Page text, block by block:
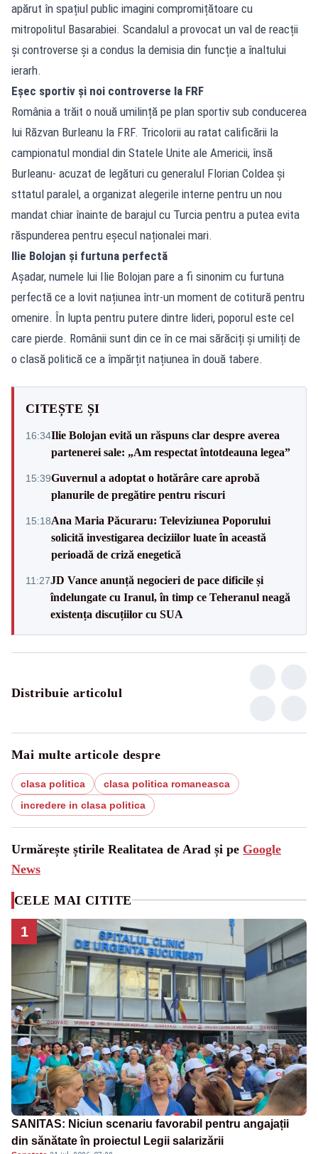
apărut în spațiul public imagini compromițătoare cu
mitropolitul Basarabiei. Scandalul a provocat un val de reacții
și controverse și a condus la demisia din funcție a înaltului
ierarh.
Eșec sportiv și noi controverse la FRF
România a trăit o nouă umilință pe plan sportiv sub conducerea
lui Răzvan Burleanu la FRF. Tricolorii au ratat calificării la
campionatul mondial din Statele Unite ale Americii, însă
Burleanu- acuzat de legături cu generalul Florian Coldea și
sttatul paralel, a organizat alegerile interne pentru un nou
mandat chiar înainte de barajul cu Turcia pentru a putea evita
răspunderea pentru eșecul naționalei mari.
Ilie Bolojan și furtuna perfectă
Așadar, numele lui Ilie Bolojan pare a fi sinonim cu furtuna
perfectă ce a lovit națiunea într-un moment de cotitură pentru
omenire. În lupta pentru putere dintre lideri, poporul este cel
care pierde. Românii sunt din ce în ce mai sărăciți și umiliți de
o clasă politică ce a împărțit națiunea în două tabere.
CITEȘTE ȘI
16:34Ilie Bolojan evită un răspuns clar despre averea
partenerei sale: „Am respectat întotdeauna legea”
15:39Guvernul a adoptat o hotărâre care aprobă
planurile de pregătire pentru riscuri
15:18Ana Maria Păcuraru: Televiziunea Poporului
solicită investigarea deciziilor luate în această
perioadă de criză enegetică
11:27JD Vance anunță negocieri de pace dificile și
îndelungate cu Iranul, în timp ce Teheranul neagă
existența discuțiilor cu SUA
Distribuie articolul
Mai multe articole despre
clasa politica
clasa politica romaneasca
incredere in clasa politica
Urmărește știrile Realitatea de Arad și pe Google
News
CELE MAI CITITE
1
SANITAS: Niciun scenariu favorabil pentru angajații
din sănătate în proiectul Legii salarizării